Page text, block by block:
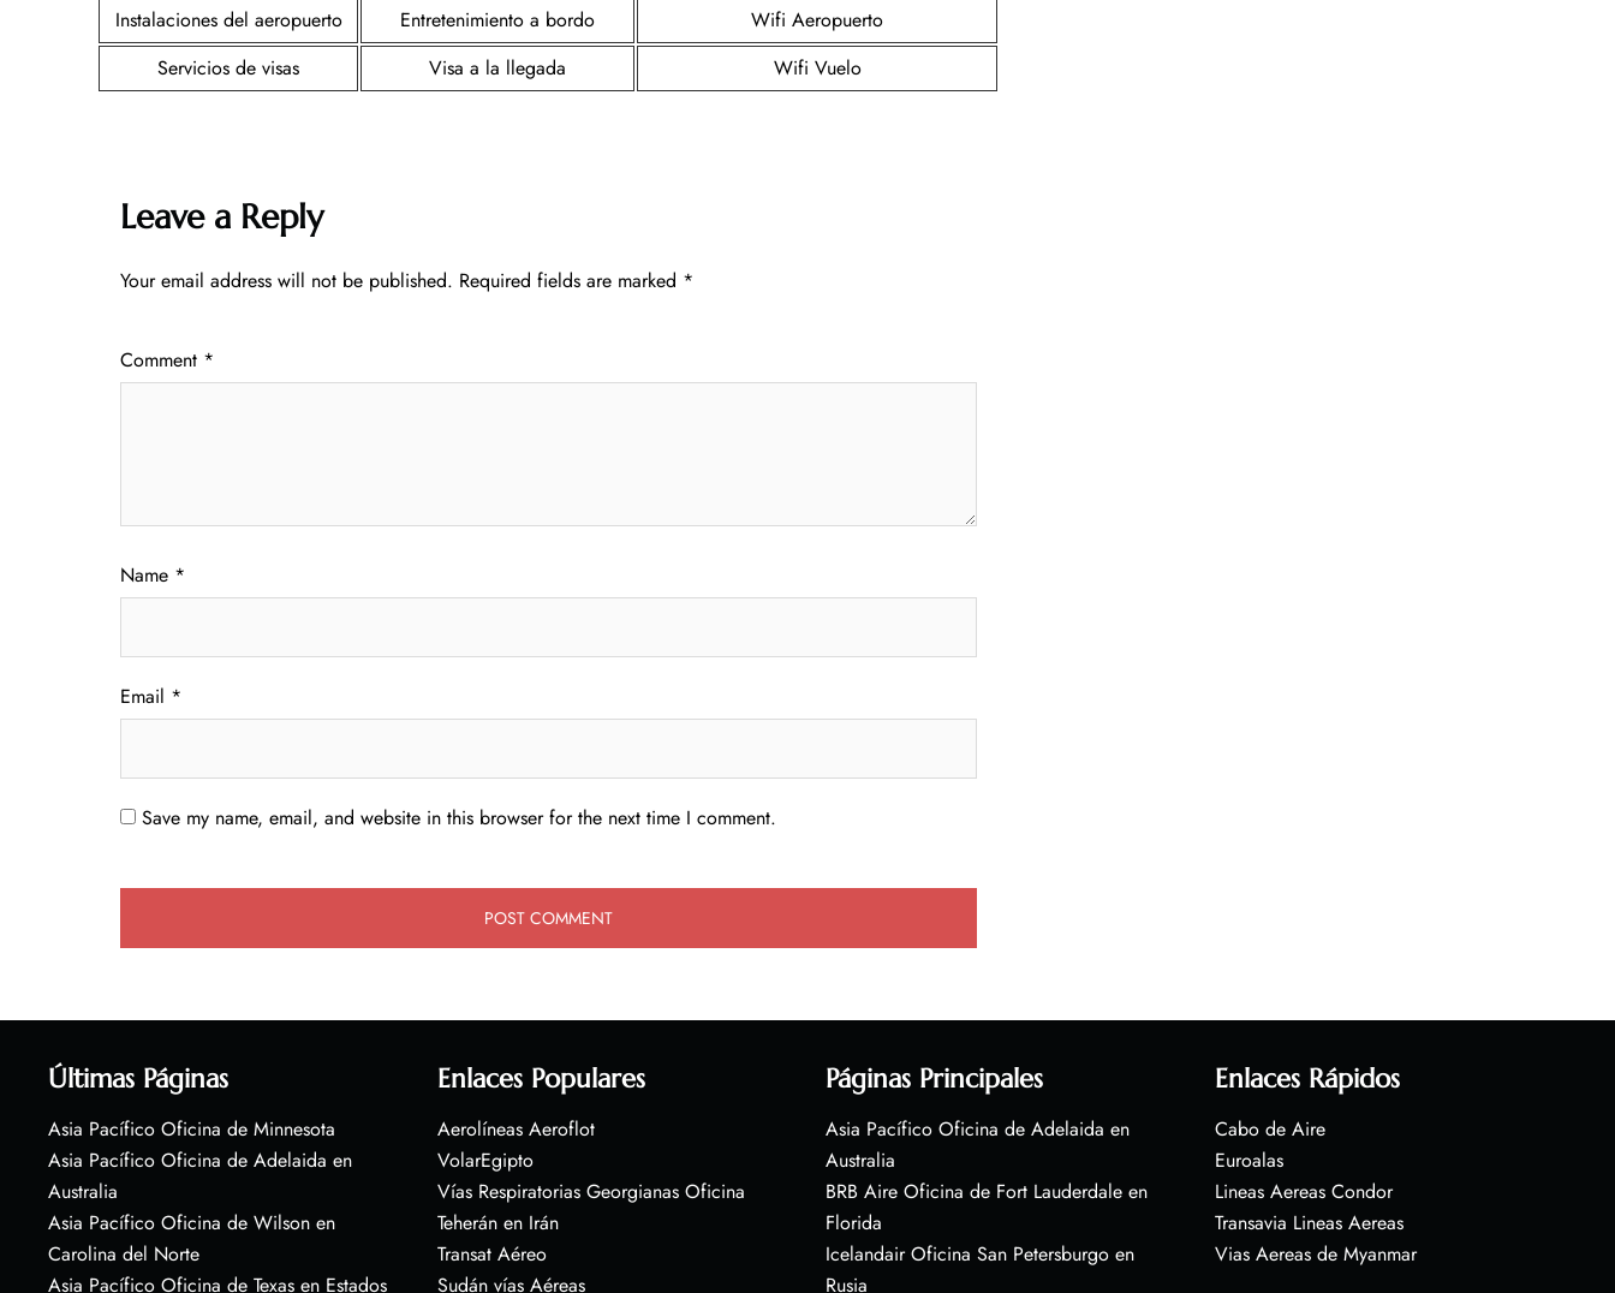
Instalaciones del aeropuerto
Entretenimiento a bordo
Wifi Aeropuerto
Servicios de visas
Visa a la llegada Wifi Vuelo
Leave a Reply
Your email address will not be published. Required fields are marked *
Comment *
Name *
Email *
Save my name, email, and website in this browser for the next time I comment.
Últimas Páginas
Asia Pacífico Oficina de Minnesota
Asia Pacífico Oficina de Adelaida en
Australia
Asia Pacífico Oficina de Wilson en
Carolina del Norte
Asia Pacífico Oficina de Texas en Estados
Enlaces Populares
Aerolíneas Aeroflot
VolarEgipto
Vías Respiratorias Georgianas Oficina
Teherán en Irán
Transat Aéreo
Sudán vías Aéreas
Páginas Principales
Asia Pacífico Oficina de Adelaida en
Australia
BRB Aire Oficina de Fort Lauderdale en
Florida
Icelandair Oficina San Petersburgo en
Rusia
Enlaces Rápidos
Cabo de Aire
Euroalas
Lineas Aereas Condor
Transavia Lineas Aereas
Vias Aereas de Myanmar